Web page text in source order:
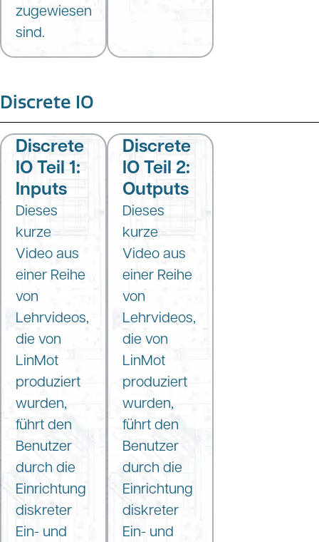
zugewiesen
sind.
Discrete IO
Discrete
IO Teil 1:
Inputs
Dieses
kurze
Video aus
einer Reihe
von
Lehrvideos,
die von
LinMot
produziert
wurden,
führt den
Benutzer
durch die
Einrichtung
diskreter
Ein- und
Discrete
IO Teil 2:
Outputs
Dieses
kurze
Video aus
einer Reihe
von
Lehrvideos,
die von
LinMot
produziert
wurden,
führt den
Benutzer
durch die
Einrichtung
diskreter
Ein- und